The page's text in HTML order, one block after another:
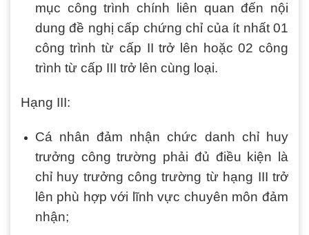
mục công trình chính liên quan đến nội
dung đề nghị cấp chứng chỉ của ít nhất 01
công trình từ cấp II trở lên hoặc 02 công
trình từ cấp III trở lên cùng loại.
Hạng III:
Cá nhân đảm nhận chức danh chỉ huy
trưởng công trường phải đủ điều kiện là
chỉ huy trưởng công trường từ hạng III trở
lên phù hợp với lĩnh vực chuyên môn đảm
nhận;